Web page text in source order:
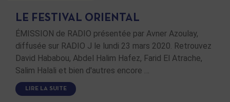
LE FESTIVAL ORIENTAL
ÉMISSION de RADIO présentée par Avner Azoulay,
diffusée sur RADIO J le lundi 23 mars 2020. Retrouvez
David Hababou, Abdel Halim Hafez, Farid El Atrache,
Salim Halali et bien d'autres encore …
LIRE LA SUITE